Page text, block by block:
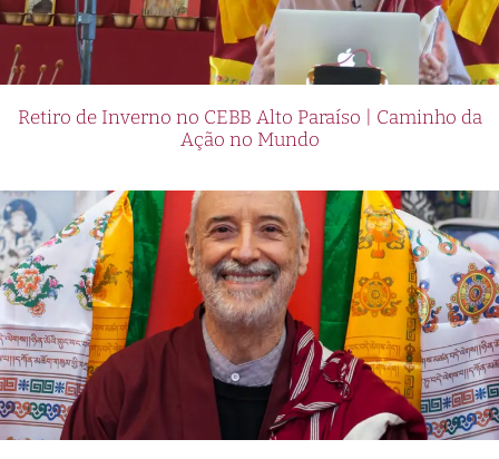
Retiro de Inverno no CEBB Alto Paraíso | Caminho da
Ação no Mundo